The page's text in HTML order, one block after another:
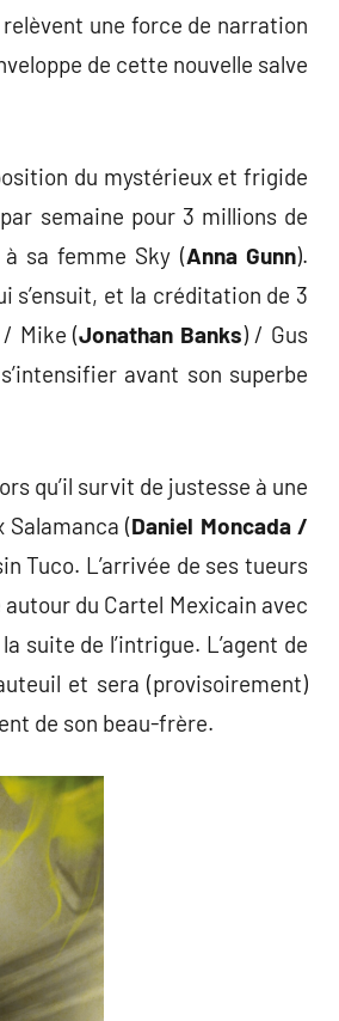
une force de narration
de cette nouvelle salve
du mystérieux et frigide
semaine pour 3 millions de
sa femme Sky (Anna Gunn).
s’ensuit, et la créditation de 3
/ Mike (Jonathan Banks) / Gus
avant son superbe
qu’il survit de justesse à une
(Daniel Moncada /
Tuco. L’arrivée de ses tueurs
du Cartel Mexicain avec
suite de l’intrigue. L’agent de
et sera (provisoirement)
de son beau-frère.